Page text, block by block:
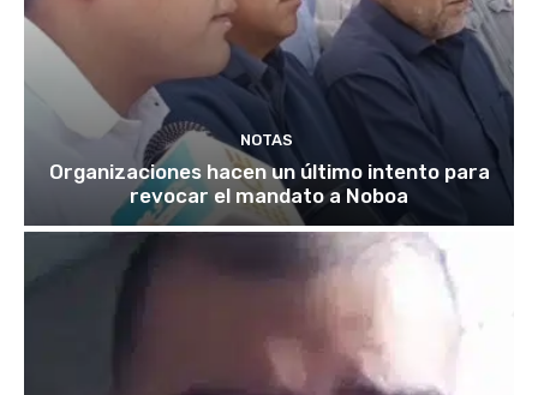
NOTAS
Organizaciones hacen un último intento para
revocar el mandato a Noboa